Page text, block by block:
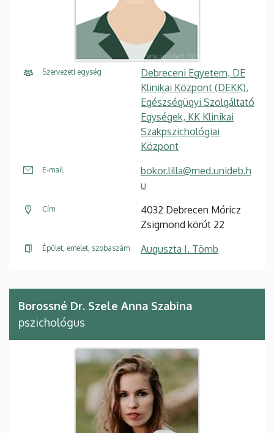
Szervezeti egység
Debreceni Egyetem, DE
Klinikai Központ (DEKK),
Egészségügyi Szolgáltató
Egységek, KK Klinikai
Szakpszichológiai
Központ
E-mail
bokor.lilla@med.unideb.h
u
Cím
4032 Debrecen Móricz
Zsigmond körút 22
Épület, emelet, szobaszám Auguszta I. Tömb
Borossné Dr. Szele Anna Szabina
pszichológus